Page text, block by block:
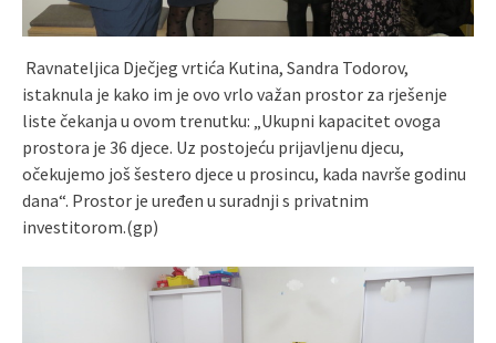
Ravnateljica Dječjeg vrtića Kutina, Sandra Todorov,
istaknula je kako im je ovo vrlo važan prostor za rješenje
liste čekanja u ovom trenutku: „Ukupni kapacitet ovoga
prostora je 36 djece. Uz postojeću prijavljenu djecu,
očekujemo još šestero djece u prosincu, kada navrše godinu
dana“. Prostor je uređen u suradnji s privatnim
investitorom.(gp)